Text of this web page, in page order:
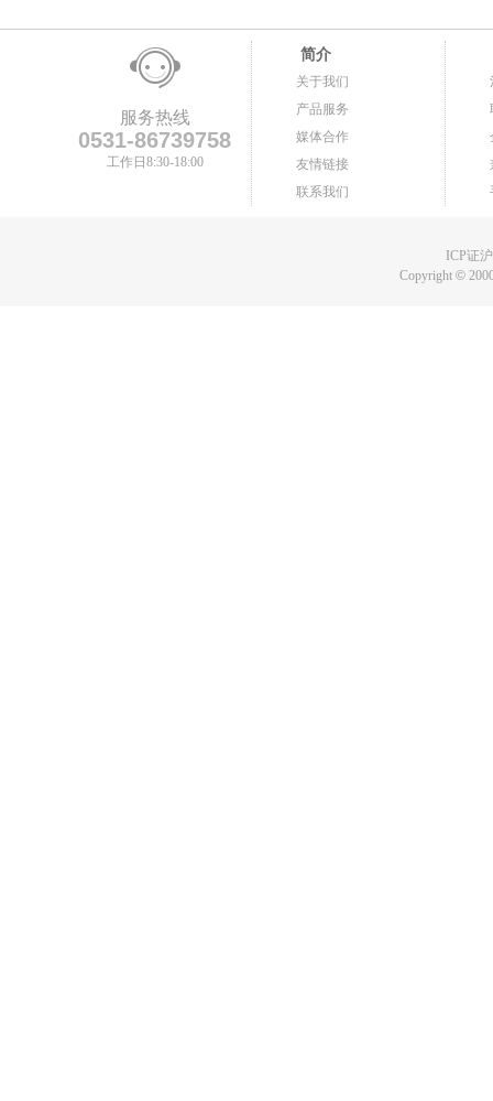
服务热线
0531-86739758
工作日8:30-18:00
简介
关于我们
产品服务
媒体合作
友情链接
联系我们
ICP证
Copyright©